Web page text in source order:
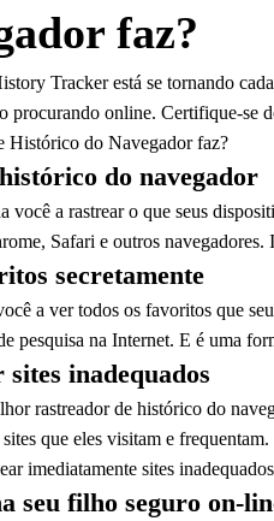
faz?
Tracker está se tornando
procurando online. Certifique-se
Histórico do Navegador faz?
do navegador
você a rastrear o que seus
Safari e outros
secretamente
a ver todos os favoritos que
pesquisa na Internet. E é uma
sites inadequados
rastreador de histórico do
que eles visitam e
imediatamente sites
seu filho seguro on-